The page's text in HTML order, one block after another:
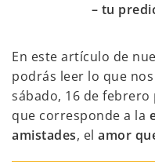
– tu
En este artículo de
podrás leer lo que
sábado, 16 de febrero
que corresponde a la
amistades, el amor